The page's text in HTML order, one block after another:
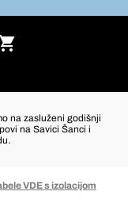
na zasluženi godišnji
na Savici Šanci i
VDE s izolacijom